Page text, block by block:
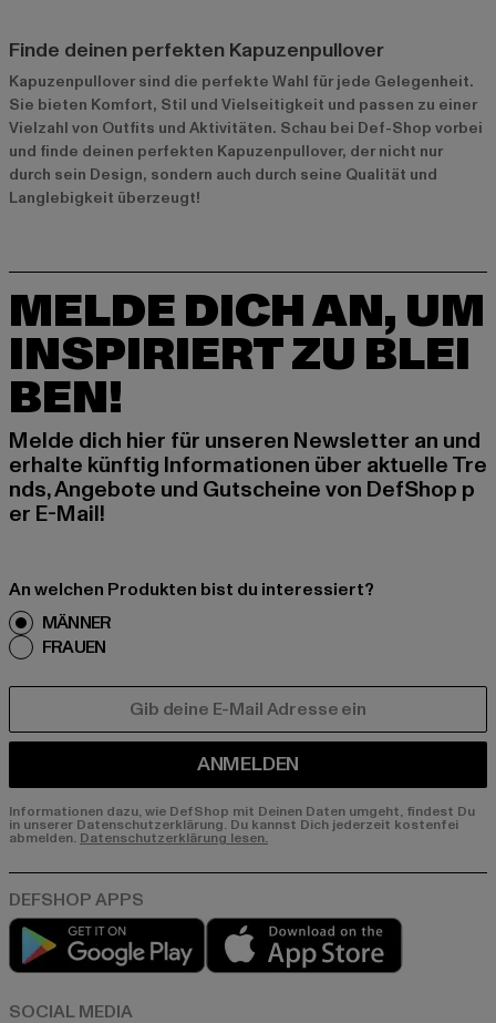
Finde deinen perfekten Kapuzenpullover
Kapuzenpullover sind die perfekte Wahl für jede Gelegenheit.
Sie bieten Komfort, Stil und Vielseitigkeit und passen zu einer
Vielzahl von Outfits und Aktivitäten. Schau bei Def-Shop vorbei
und finde deinen perfekten Kapuzenpullover, der nicht nur
durch sein Design, sondern auch durch seine Qualität und
Langlebigkeit überzeugt!
MELDE DICH AN, UM
INSPIRIERT ZU BLEI
BEN!
Melde dich hier für unseren Newsletter an und
erhalte künftig Informationen über aktuelle Tre
nds, Angebote und Gutscheine von DefShop p
er E-Mail!
An welchen Produkten bist du interessiert?
MÄNNER
FRAUEN
ANMELDEN
Informationen dazu, wie DefShop mit Deinen Daten umgeht, findest Du
in unserer Datenschutzerklärung. Du kannst Dich jederzeit kostenfei
abmelden. Datenschutzerklärung lesen.
Play market